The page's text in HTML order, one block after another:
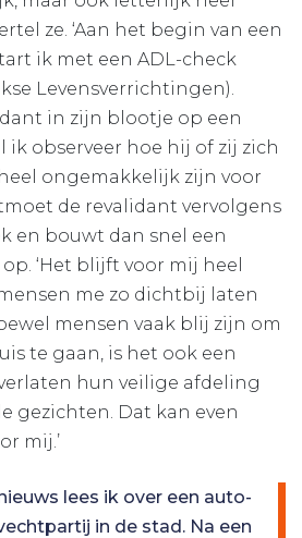
ze. ‘Aan het begin van een
ik met een ADL-check
Levensverrichtingen).
in zijn blootje op een
observeer hoe hij of zij zich
ongemakkelijk zijn voor
de revalidant vervolgens
en bouwt dan snel een
‘Het blijft voor mij heel
me zo dichtbij laten
mensen vaak blij zijn om
te gaan, is het ook een
hun veilige afdeling
gezichten. Dat kan even
mij.’
lees ik over een auto-
in de stad. Na een